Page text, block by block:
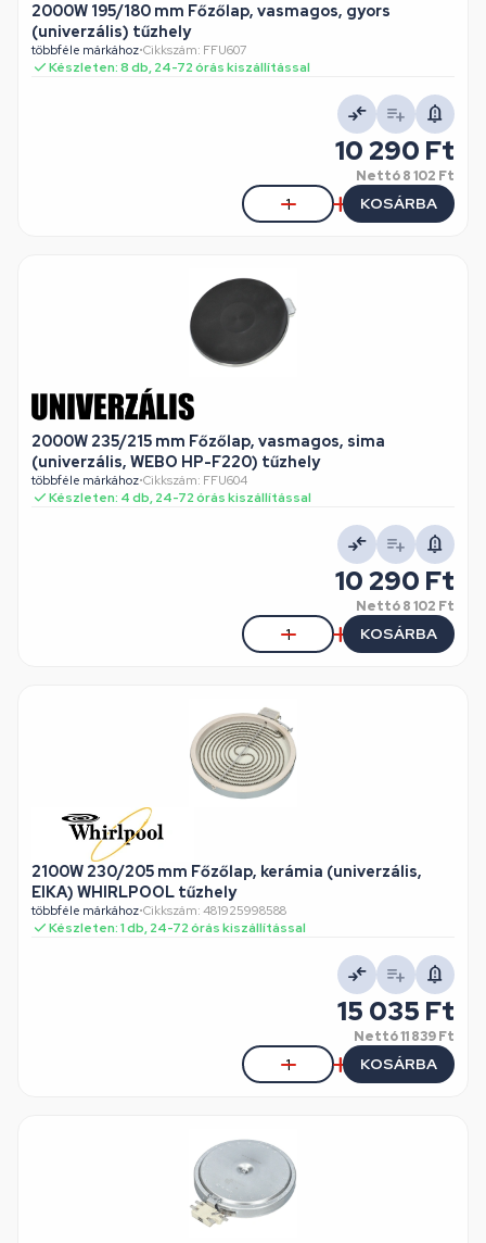
2000W 195/180 mm Főzőlap, vasmagos, gyors
(univerzális) tűzhely
többféle márkához•Cikkszám: FFU607
Készleten: 8 db, 24-72 órás kiszállítással
10 290 Ft
Nettó8 102 Ft
KOSÁRBA
2000W 235/215 mm Főzőlap, vasmagos, sima
(univerzális, WEBO HP-F220) tűzhely
többféle márkához•Cikkszám: FFU604
Készleten: 4 db, 24-72 órás kiszállítással
10 290 Ft
Nettó8 102 Ft
KOSÁRBA
2100W 230/205 mm Főzőlap, kerámia (univerzális,
EIKA) WHIRLPOOL tűzhely
többféle márkához•Cikkszám: 481925998588
Készleten: 1 db, 24-72 órás kiszállítással
15 035 Ft
Nettó11 839 Ft
KOSÁRBA